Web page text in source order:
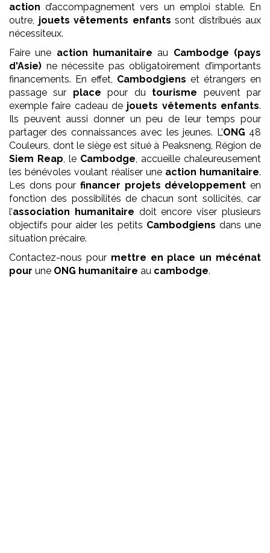
action d’accompagnement vers un emploi stable. En
outre, jouets vêtements enfants sont distribués aux
nécessiteux.
Faire une action humanitaire au Cambodge (pays
d'Asie) ne nécessite pas obligatoirement d’importants
financements. En effet, Cambodgiens et étrangers en
passage sur placepour du tourisme peuvent par
exemple faire cadeau de jouets vêtements enfants.
Ils peuvent aussi donner un peu de leur temps pour
partager des connaissances avec les jeunes. L’ONG 48
Couleurs, dont le siège est situé à Peaksneng, Région de
Siem Reap , le Cambodge , accueille chaleureusement
les bénévoles voulant réaliser une action humanitaire.
Les dons pour financer projets développement en
fonction des possibilités de chacun sont sollicités, car
l’association humanitaire doit encore viser plusieurs
objectifs pour aider les petits Cambodgiens dans une
situation précaire.
Contactez-nous pour mettre en place un mécénat
pour une ONG humanitaire au cambodge.